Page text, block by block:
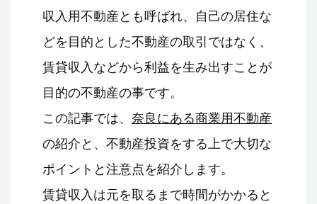
収入用不動産とも呼ばれ、自己の居住な
どを目的とした不動産の取引ではなく、
賃貸収入などから利益を生み出すことが
目的の不動産の事です。
この記事では、 奈良にある商業用不動産
の紹介と、不動産投資をする上で大切な
ポイントと注意点を紹介します。
賃貸収入は元を取るまで時間がかかると